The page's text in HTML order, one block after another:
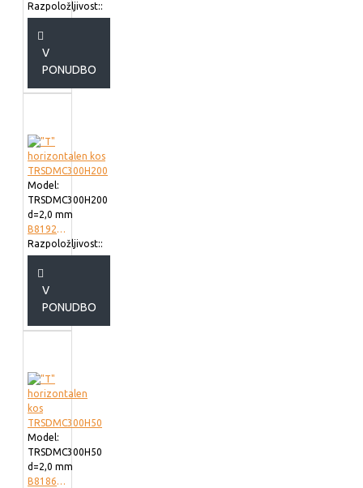
Razpoložljivost::
V
PONUDBO
Model:
TRSDMC300H200
d=2,0 mm
B819230
Razpoložljivost::
V
PONUDBO
Model:
TRSDMC300H50
d=2,0 mm
B818630